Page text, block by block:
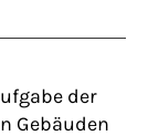
der
Gebäuden